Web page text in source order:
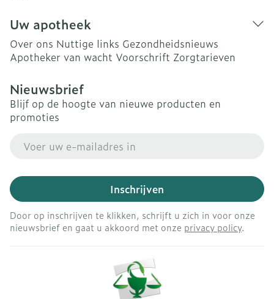
Uw apotheek
Over ons Nuttige links Gezondheidsnieuws
Apotheker van wacht Voorschrift Zorgtarieven
Nieuwsbrief
Blijf op de hoogte van nieuwe producten en
promoties
Inschrijven
Door op inschrijven te klikken, schrijft u zich in voor onze
nieuwsbrief en gaat u akkoord met onze privacy policy.